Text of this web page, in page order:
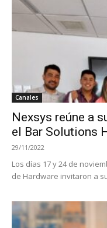
Canales
Nexsys reúne a
el Bar Solutions
29/11/2022
Los días 17 y 24 de
de Hardware invitaron a